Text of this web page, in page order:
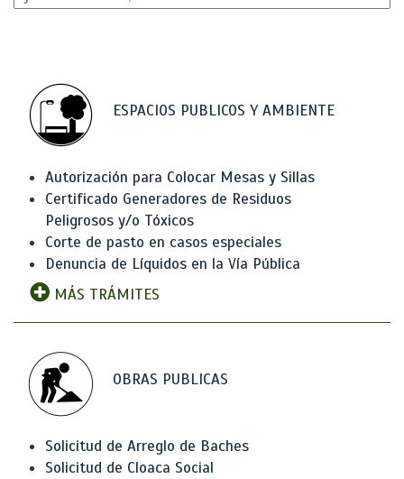
ESPACIOS PUBLICOS Y AMBIENTE
Autorización para Colocar Mesas y Sillas
Certificado Generadores de Residuos
Peligrosos y/o Tóxicos
Corte de pasto en casos especiales
Denuncia de Líquidos en la Vía Pública
MÁS TRÁMITES
OBRAS PUBLICAS
Solicitud de Arreglo de Baches
Solicitud de Cloaca Social